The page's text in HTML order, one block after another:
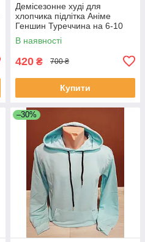
Демісезонне худі для
хлопчика підлітка Аніме
Геншин Туреччина на 6-10
років
В наявності
420 ₴ 700 ₴
Купити
–30%